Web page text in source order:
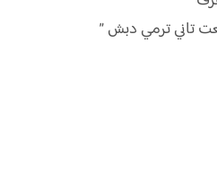
تاني ترمي دبش ”